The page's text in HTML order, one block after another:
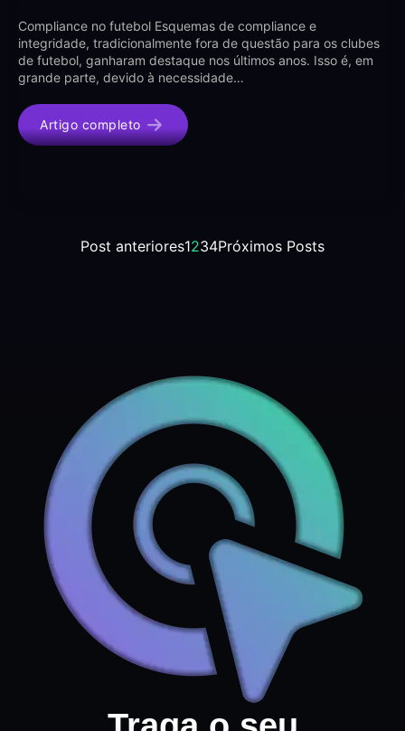
Compliance no futebol Esquemas de compliance e
integridade, tradicionalmente fora de questão para os clubes
de futebol, ganharam destaque nos últimos anos. Isso é, em
grande parte, devido à necessidade…
Artigo completo
Post anteriores1234Próximos Posts